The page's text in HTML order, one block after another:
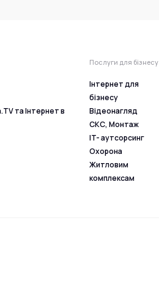
та Інтернет в
Послуги для бізнесу
Інтернет для
бізнесу
Відеонагляд
СКС, Монтаж
IT- аутсорсинг
Охорона
Житловим
комплексам